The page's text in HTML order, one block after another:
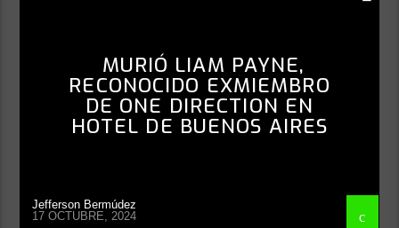
MURIÓ LIAM PAYNE,
RECONOCIDO EXMIEMBRO
DE ONE DIRECTION EN
HOTEL DE BUENOS AIRES
Jefferson Bermúdez
17 OCTUBRE, 2024